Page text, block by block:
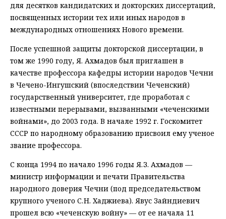
для десятков кандидатских и докторских диссертаций,
посвященных истории тех или иных народов в
международных отношениях Нового времени.
После успешной защиты докторской диссертации, в
том же 1990 году, Я. Ахмадов был приглашен в
качестве профессора кафедры истории народов Чечни
в Чечено-Ингушский (впоследствии Чеченский)
государственный университет, где проработал с
известными перерывами, вызванными «чеченскими
войнами», до 2003 года. В начале 1992 г. Госкомитет
СССР по народному образованию присвоил ему ученое
звание профессора.
С конца 1994 по начало 1996 годы Я. З. Ахмадов —
министр информации и печати Правительства
народного доверия Чечни (под председательством
крупного ученого С. Н. Хаджиева). Явус Зайндиевич
прошел всю «чеченскую войну» — от ее начала 11